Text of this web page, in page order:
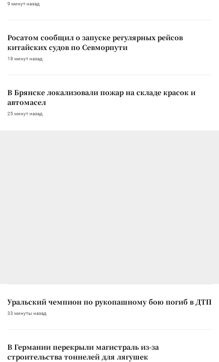
9 минут назад
Росатом сообщил о запуске регулярных рейсов
китайских судов по Севморпути
18 минут назад
В Брянске локализовали пожар на складе красок и
автомасел
25 минут назад
Уральский чемпион по рукопашному бою погиб в ДТП
33 минуты назад
В Германии перекрыли магистраль из-за
строительства тоннелей для лягушек